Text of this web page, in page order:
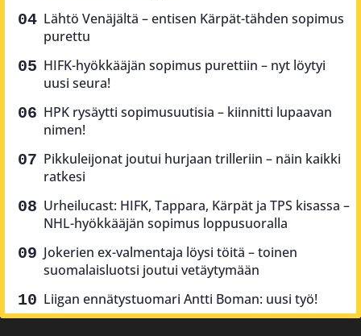
Lähtö Venäjältä – entisen Kärpät-tähden sopimus
purettu
HIFK-hyökkääjän sopimus purettiin – nyt löytyi
uusi seura!
HPK rysäytti sopimusuutisia – kiinnitti lupaavan
nimen!
Pikkuleijonat joutui hurjaan trilleriin – näin kaikki
ratkesi
Urheilucast: HIFK, Tappara, Kärpät ja TPS kisassa –
NHL-hyökkääjän sopimus loppusuoralla
Jokerien ex-valmentaja löysi töitä – toinen
suomalaisluotsi joutui vetäytymään
Liigan ennätystuomari Antti Boman: uusi työ!